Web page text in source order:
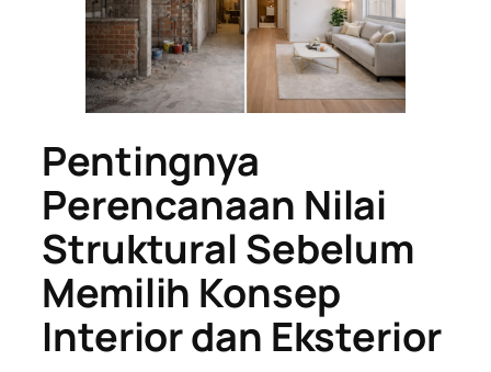
Pentingnya
Perencanaan Nilai
Struktural Sebelum
Memilih Konsep
Interior dan Eksterior